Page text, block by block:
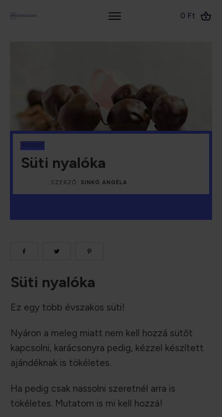
0 Ft
RECEPT
Süti nyalóka
SZERZŐ: SINKÓ ANGÉLA
Süti nyalóka
Ez egy több évszakos süti!
Nyáron a meleg miatt nem kell hozzá sütőt
kapcsolni, karácsonyra pedig, kézzel készített
ajándéknak is tökéletes.
Ha pedig csak nassolni szeretnél arra is
tökéletes. Mutatom is mi kell hozzá!